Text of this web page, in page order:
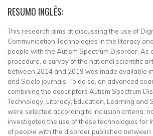
RESUMO INGLÊS:
This research aims at discussing the use of
Communication Technologies in the literacy
people with the Autism Spectrum Disorder. As
procedure, a survey of the national scientific
between 2014 and 2019 was made available
and Scielo journals. To do so, an advanced
combining the descriptors Autism Spectrum
Technology, Literacy, Education, Learning and
were selected according to inclusion criteria:
investigated the use of these technologies for
of people with the disorder published between